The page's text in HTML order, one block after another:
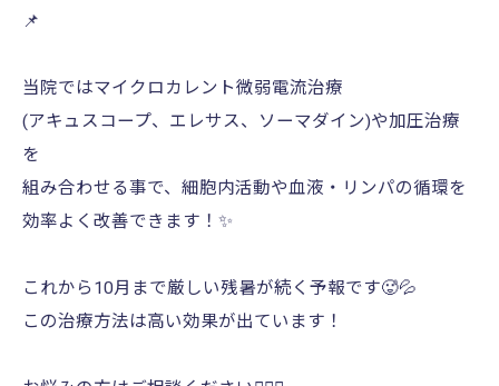
📌
当院ではマイクロカレント微弱電流治療
(アキュスコープ、エレサス、ソーマダイン)や加圧治療
を
組み合わせる事で、細胞内活動や血液・リンパの循環を
効率よく改善できます！✨️
これから10月まで厳しい残暑が続く予報です🥵💦
この治療方法は高い効果が出ています！